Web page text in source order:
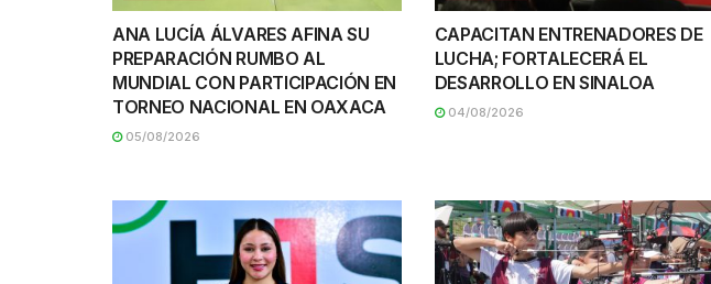
ANA LUCÍA ÁLVARES AFINA SU
PREPARACIÓN RUMBO AL
MUNDIAL CON PARTICIPACIÓN EN
TORNEO NACIONAL EN OAXACA
05/08/2026
CAPACITAN ENTRENADORES DE
LUCHA; FORTALECERÁ EL
DESARROLLO EN SINALOA
04/08/2026